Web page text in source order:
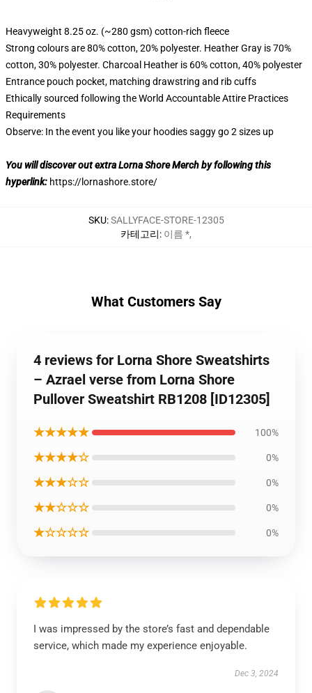
Heavyweight 8.25 oz. (~280 gsm) cotton-rich fleece
Strong colours are 80% cotton, 20% polyester. Heather Gray is 70%
cotton, 30% polyester. Charcoal Heather is 60% cotton, 40% polyester
Entrance pouch pocket, matching drawstring and rib cuffs
Ethically sourced following the World Accountable Attire Practices
Requirements
Observe: In the event you like your hoodies saggy go 2 sizes up
You will discover out extra Lorna Shore Merch by following this
hyperlink: https://lornashore.store/
SKU:SALLYFACE-STORE-12305
카테고리: 이름 *,
What Customers Say
4 reviews for Lorna Shore Sweatshirts
– Azrael verse from Lorna Shore
Pullover Sweatshirt RB1208 [ID12305]
★★★★★ 100%
★★★★☆ 0%
★★★☆☆ 0%
★★☆☆☆ 0%
★☆☆☆☆ 0%
I was impressed by the store’s fast and dependable
service, which made my experience enjoyable.
Dec 3, 2024